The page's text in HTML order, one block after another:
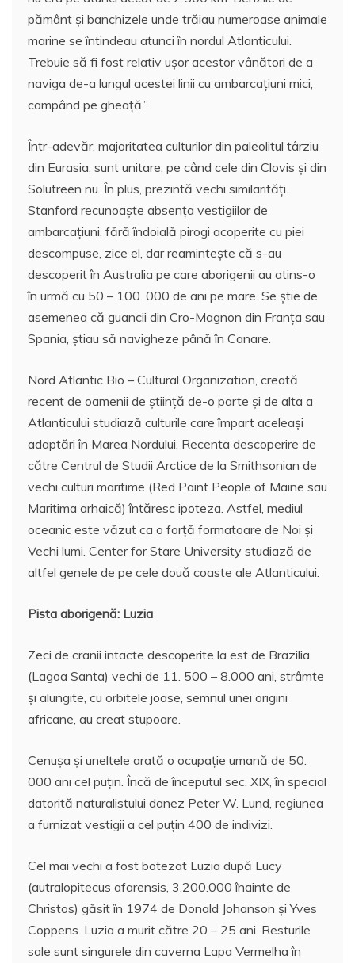
pământ şi banchizele unde trăiau numeroase animale
marine se întindeau atunci în nordul Atlanticului.
Trebuie să fi fost relativ uşor acestor vânători de a
naviga de-a lungul acestei linii cu ambarcaţiuni mici,
campând pe gheaţă.”
Într-adevăr, majoritatea culturilor din paleolitul târziu
din Eurasia, sunt unitare, pe când cele din Clovis şi din
Solutreen nu. În plus, prezintă vechi similarităţi.
Stanford recunoaşte absenţa vestigiilor de
ambarcaţiuni, fără îndoială pirogi acoperite cu piei
descompuse, zice el, dar reaminteşte că s-au
descoperit în Australia pe care aborigenii au atins-o
în urmă cu 50 – 100. 000 de ani pe mare. Se ştie de
asemenea că guancii din Cro-Magnon din Franţa sau
Spania, ştiau să navigheze până în Canare.
Nord Atlantic Bio – Cultural Organization, creată
recent de oamenii de ştiinţă de-o parte şi de alta a
Atlanticului studiază culturile care împart aceleaşi
adaptări în Marea Nordului. Recenta descoperire de
către Centrul de Studii Arctice de la Smithsonian de
vechi culturi maritime (Red Paint People of Maine sau
Maritima arhaică) întăresc ipoteza. Astfel, mediul
oceanic este văzut ca o forţă formatoare de Noi şi
Vechi lumi. Center for Stare University studiază de
altfel genele de pe cele două coaste ale Atlanticului.
Pista aborigenă: Luzia
Zeci de cranii intacte descoperite la est de Brazilia
(Lagoa Santa) vechi de 11. 500 – 8.000 ani, strâmte
şi alungite, cu orbitele joase, semnul unei origini
africane, au creat stupoare.
Cenuşa şi uneltele arată o ocupaţie umană de 50.
000 ani cel puţin. Încă de începutul sec. XIX, în special
datorită naturalistului danez Peter W. Lund, regiunea
a furnizat vestigii a cel puţin 400 de indivizi.
Cel mai vechi a fost botezat Luzia după Lucy
(autralopitecus afarensis, 3.200.000 înainte de
Christos) găsit în 1974 de Donald Johanson şi Yves
Coppens. Luzia a murit către 20 – 25 ani. Resturile
sale sunt singurele din caverna Lapa Vermelha în